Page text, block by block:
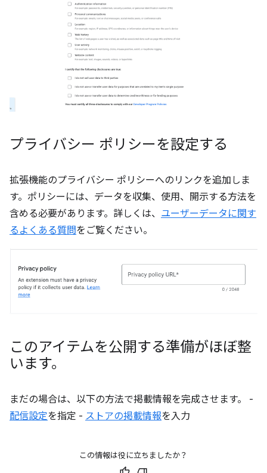
プライバシー ポリシーを設定する
拡張機能のプライバシー ポリシーへのリンクを追加しま
す。ポリシーには、データを収集、使用、開示する方法を
含める必要があります。詳しくは、 ユーザーデータに関す
るよくある質問をご覧ください。
このアイテムを公開する準備がほぼ整
います。
まだの場合は、以下の方法で掲載情報を完成させます。 -
配信設定を指定 - ストアの掲載情報を入力
この情報は役に立ちましたか？